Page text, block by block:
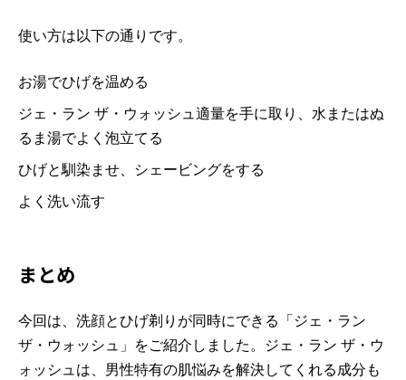
使い方は以下の通りです。
お湯でひげを温める
ジェ・ラン ザ・ウォッシュ適量を手に取り、水またはぬ
るま湯でよく泡立てる
ひげと馴染ませ、シェービングをする
よく洗い流す
まとめ
今回は、洗顔とひげ剃りが同時にできる「ジェ・ラン
ザ・ウォッシュ」をご紹介しました。ジェ・ラン ザ・ウ
ォッシュは、男性特有の肌悩みを解決してくれる成分も